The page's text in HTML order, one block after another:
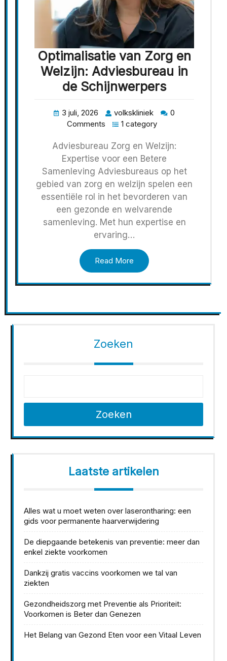
Optimalisatie van Zorg en
Welzijn: Adviesbureau in
de Schijnwerpers
3 juli, 2026 volkskliniek
0
Comments
1 category
Adviesbureau Zorg en Welzijn:
Expertise voor een Betere
Samenleving Adviesbureaus op het
gebied van zorg en welzijn spelen een
essentiële rol in het bevorderen van
een gezonde en welvarende
samenleving. Met hun expertise en
ervaring…
Read More
Zoeken
Zoeken
Laatste artikelen
Alles wat u moet weten over laserontharing: een
gids voor permanente haarverwijdering
De diepgaande betekenis van preventie: meer dan
enkel ziekte voorkomen
Dankzij gratis vaccins voorkomen we tal van
ziekten
Gezondheidszorg met Preventie als Prioriteit:
Voorkomen is Beter dan Genezen
Het Belang van Gezond Eten voor een Vitaal Leven